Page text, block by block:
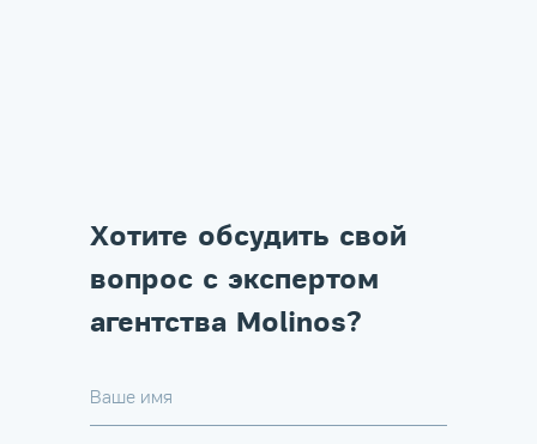
Хотите обсудить свой
вопрос с экспертом
агентства Molinos?
Ваше имя